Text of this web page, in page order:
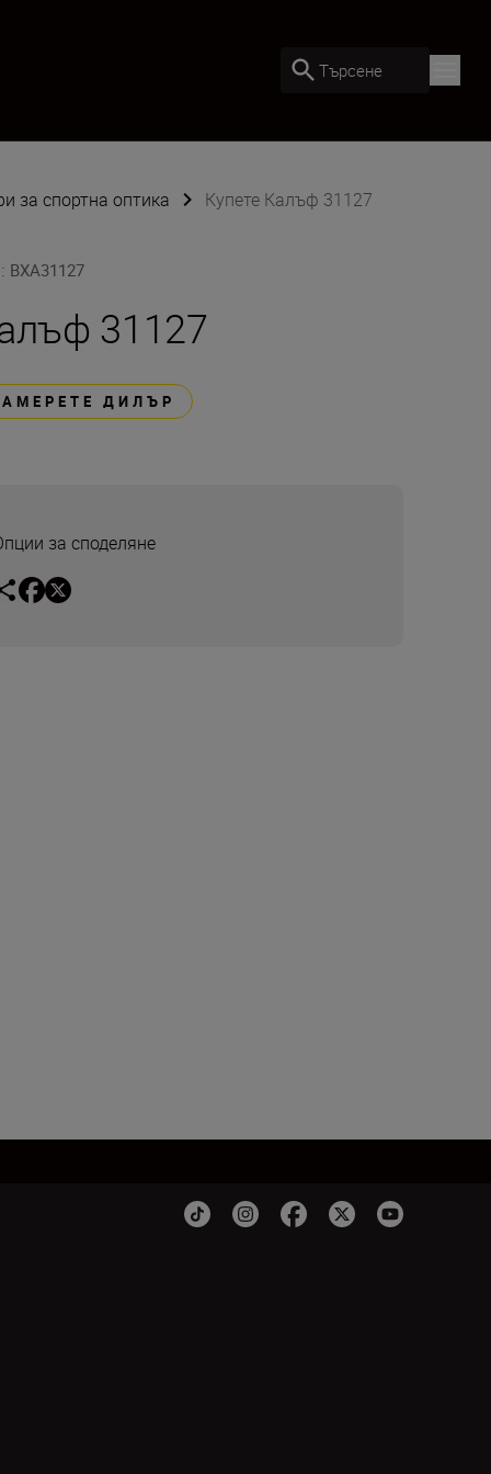
Търсене
за спортна оптика Купете Калъф 31127
: BXA31127
31127
ДИЛЪР
за споделяне